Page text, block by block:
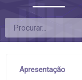
Apresentação